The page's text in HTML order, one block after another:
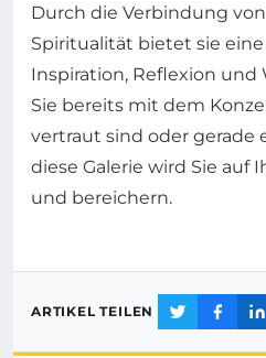
Durch die Verbindung
Spiritualität bietet sie
Inspiration, Reflexion und
Sie bereits mit dem
vertraut sind oder gerade
diese Galerie wird Sie auf
und bereichern.
ARTIKEL TEILEN